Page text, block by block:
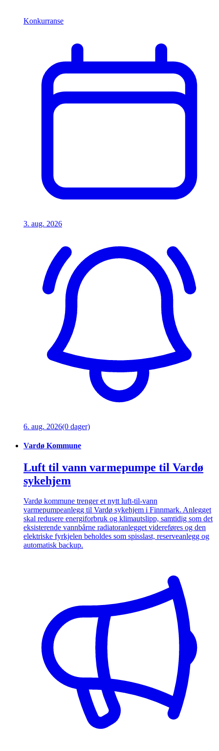
Konkurranse
3. aug. 2026
6. aug. 2026(0 dager)
Vardø Kommune
Luft til vann varmepumpe til Vardø
sykehjem
Vardø kommune trenger et nytt luft-til-vann
varmepumpeanlegg til Vardø sykehjem i Finnmark. Anlegget
skal redusere energiforbruk og klimautslipp, samtidig som det
eksisterende vannbårne radiatoranlegget videreføres og den
elektriske fyrkjelen beholdes som spisslast, reserveanlegg og
automatisk backup.